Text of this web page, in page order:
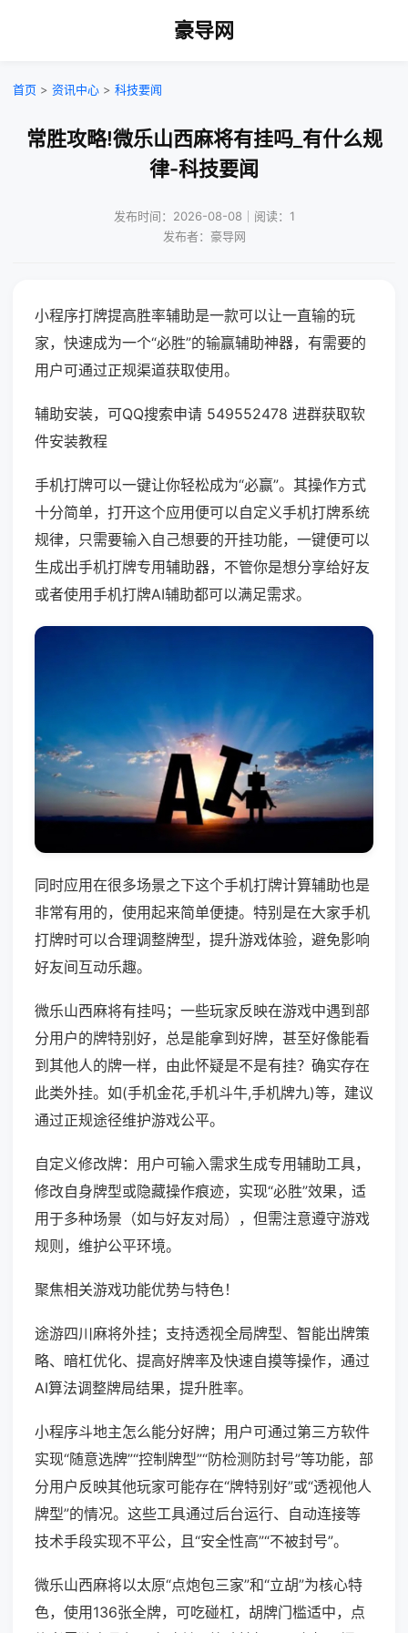
豪导网
首页 > 资讯中心 > 科技要闻
常胜攻略!微乐山西麻将有挂吗_有什么规
律-科技要闻
发布时间：2026-08-08｜阅读：1
发布者：豪导网
小程序打牌提高胜率辅助是一款可以让一直输的玩
家，快速成为一个“必胜”的输赢辅助神器，有需要的
用户可通过正规渠道获取使用。
辅助安装，可QQ搜索申请 549552478 进群获取软
件安装教程
手机打牌可以一键让你轻松成为“必赢”。其操作方式
十分简单，打开这个应用便可以自定义手机打牌系统
规律，只需要输入自己想要的开挂功能，一键便可以
生成出手机打牌专用辅助器，不管你是想分享给好友
或者使用手机打牌AI辅助都可以满足需求。
同时应用在很多场景之下这个手机打牌计算辅助也是
非常有用的，使用起来简单便捷。特别是在大家手机
打牌时可以合理调整牌型，提升游戏体验，避免影响
好友间互动乐趣。
微乐山西麻将有挂吗；一些玩家反映在游戏中遇到部
分用户的牌特别好，总是能拿到好牌，甚至好像能看
到其他人的牌一样，由此怀疑是不是有挂？确实存在
此类外挂。如(手机金花,手机斗牛,手机牌九)等，建议
通过正规途径维护游戏公平。
自定义修改牌：用户可输入需求生成专用辅助工具，
修改自身牌型或隐藏操作痕迹，实现“必胜”效果，适
用于多种场景（如与好友对局），但需注意遵守游戏
规则，维护公平环境。
聚焦相关游戏功能优势与特色！
途游四川麻将外挂；支持透视全局牌型、智能出牌策
略、暗杠优化、提高好牌率及快速自摸等操作，通过
AI算法调整牌局结果，提升胜率。
小程序斗地主怎么能分好牌；用户可通过第三方软件
实现“随意选牌”“控制牌型”“防检测防封号”等功能，部
分用户反映其他玩家可能存在“牌特别好”或“透视他人
牌型”的情况。这些工具通过后台运行、自动连接等
技术手段实现不平公，且“安全性高”“不被封号”。
微乐山西麻将以太原“点炮包三家”和“立胡”为核心特
色，使用136张全牌，可吃碰杠，胡牌门槛适中，点